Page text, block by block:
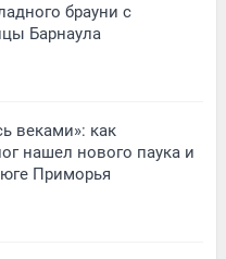
брауни с
Барнаула
веками»: как
нашел нового паука и
Приморья